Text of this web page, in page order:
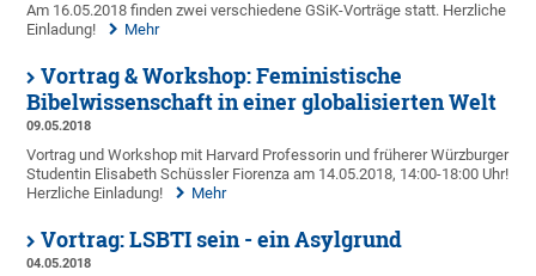
Am 16.05.2018 finden zwei verschiedene GSiK-Vorträge statt. Herzliche
Einladung!
Mehr
Vortrag & Workshop: Feministische
Bibelwissenschaft in einer globalisierten Welt
09.05.2018
Vortrag und Workshop mit Harvard Professorin und früherer Würzburger
Studentin Elisabeth Schüssler Fiorenza am 14.05.2018, 14:00-18:00 Uhr!
Herzliche Einladung!
Mehr
Vortrag: LSBTI sein - ein Asylgrund
04.05.2018